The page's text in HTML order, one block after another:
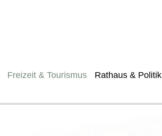
Freizeit & Tourismus Rathaus & Politik